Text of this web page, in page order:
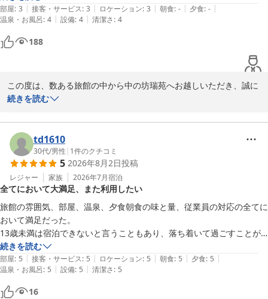
また大切なご記念日や有馬温泉へお越しの機会がございましたら、
ぜひ皆様で足をお運びくださいませ。ご投稿者様、そしてご両親様
に再びお会いできます日を、スタッフ一同心よりお待ち申し上げて
おります。
有馬温泉 中の坊 瑞苑
部屋: 3 | 接客・サービス: 3 | ロケーション: 3 | 朝食: - | 夕食: - |
温泉・お風呂: 4 | 設備: 4 | 清潔さ: 4
188
この度は、数ある旅館の中から中の坊瑞苑へお越しいただき、誠に
ありがとうございました。
き、日頃の疲れを癒やすひとときをお過ごしいただけましたなら何
よりでございます。
しかしながら、土曜日宿泊における料金に対しまして、サービスや
お食事を含め、割高感を抱かせる結果となってしまい大変心苦しく
存じます。お客様が当館へ期待されるクオリティと、お支払いいた
だく対価のバランスにつきまして、改めて深く見つめ直す機会をい
ただいたと考えております。
12時までのゆったりとしたチェックアウトと昼食付という、お気軽
なプランでありながらも、それ以上の贅沢感やご満足を感じていた
だけるよう、お料理の質や接客の向上にいっそう磨きをかけてまい
ります。
貴重なお気づきをご投稿いただき、誠にありがとうございました。
またのご来館をスタッフ一同心よりお待ち申し上げております。
続きを読む
td1610
30代/男性 | 1件のクチコミ
5 2026年8月2日投稿
レジャー 家族 2026年7月宿泊
全てにおいて大満足、また利用したい
旅館の雰囲気、部屋、温泉、夕食朝食の味と量、従業員の対応の全てに
おいて満足だった。
13歳未満は宿泊できないと言うこともあり、落ち着いて過ごすことが
できた。
また、妻が妊娠しておりその気遣いやサプライズもあり、非常に満足し
た。
また泊まりにきたい。
続きを読む
部屋: 5 | 接客・サービス: 5 | ロケーション: 5 | 朝食: 5 | 夕食: 5 |
温泉・お風呂: 5 | 設備: 5 | 清潔さ: 5
16